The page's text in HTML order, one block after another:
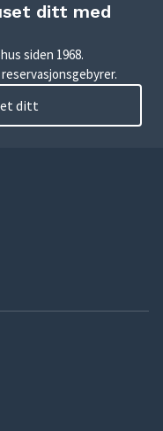
ditt med
siden 1968.
ditt